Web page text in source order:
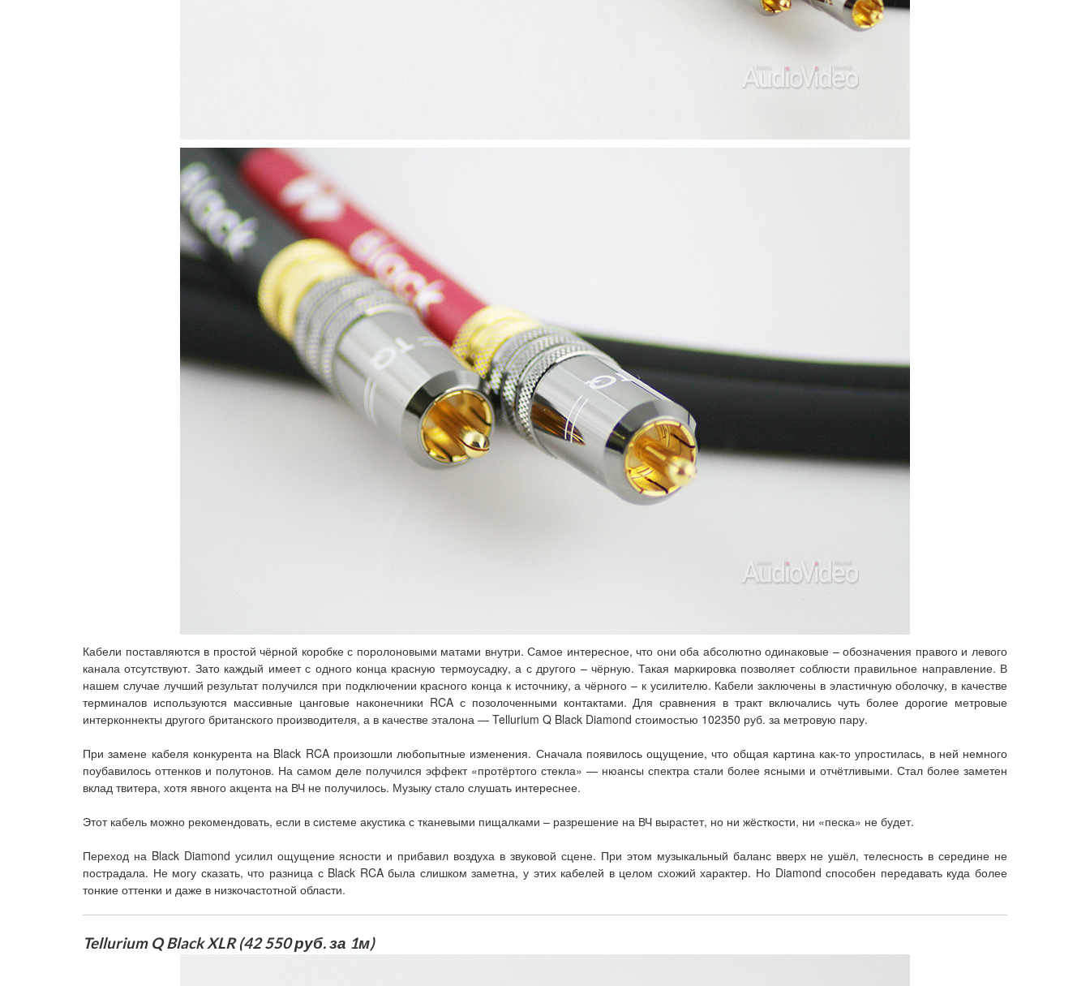
Кабели поставляются в простой чёрной коробке с поролоновыми матами внутри. Самое интересное, что они оба абсолютно одинаковые – обозначения правого и левого
канала отсутствуют. Зато каждый имеет с одного конца красную термоусадку, а с другого – чёрную. Такая маркировка позволяет соблюсти правильное направление. В
нашем случае лучший результат получился при подключении красного конца к источнику, а чёрного – к усилителю. Кабели заключены в эластичную оболочку, в качестве
терминалов используются массивные цанговые наконечники RCA с позолоченными контактами. Для сравнения в тракт включались чуть более дорогие метровые
интерконнекты другого британского производителя, а в качестве эталона — Tellurium Q Black Diamond стоимостью 102350 руб. за метровую пару.
При замене кабеля конкурента на Black RCA произошли любопытные изменения. Сначала появилось ощущение, что общая картина как-то упростилась, в ней немного
поубавилось оттенков и полутонов. На самом деле получился эффект «протёртого стекла» — нюансы спектра стали более ясными и отчётливыми. Стал более заметен
вклад твитера, хотя явного акцента на ВЧ не получилось. Музыку стало слушать интереснее.
Этот кабель можно рекомендовать, если в системе акустика с тканевыми пищалками – разрешение на ВЧ вырастет, но ни жёсткости, ни «песка» не будет.
Переход на Black Diamond усилил ощущение ясности и прибавил воздуха в звуковой сцене. При этом музыкальный баланс вверх не ушёл, телесность в середине не
пострадала. Не могу сказать, что разница с Black RCA была слишком заметна, у этих кабелей в целом схожий характер. Но Diamond способен передавать куда более
тонкие оттенки и даже в низкочастотной области.
Tellurium Q Black XLR (42 550 руб. за 1м)